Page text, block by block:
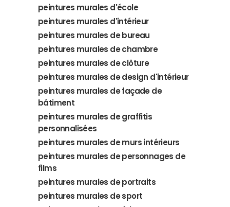
peintures murales d'école
peintures murales d'intérieur
peintures murales de bureau
peintures murales de chambre
peintures murales de clôture
peintures murales de design d'intérieur
peintures murales de façade de
bâtiment
peintures murales de graffitis
personnalisées
peintures murales de murs intérieurs
peintures murales de personnages de
films
peintures murales de portraits
peintures murales de sport